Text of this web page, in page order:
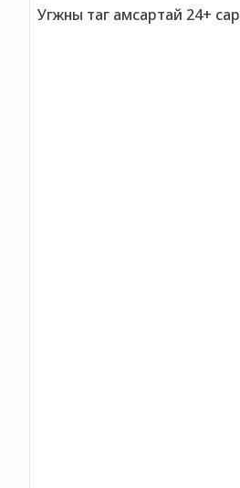
Угжны таг амсартай 24+ сар